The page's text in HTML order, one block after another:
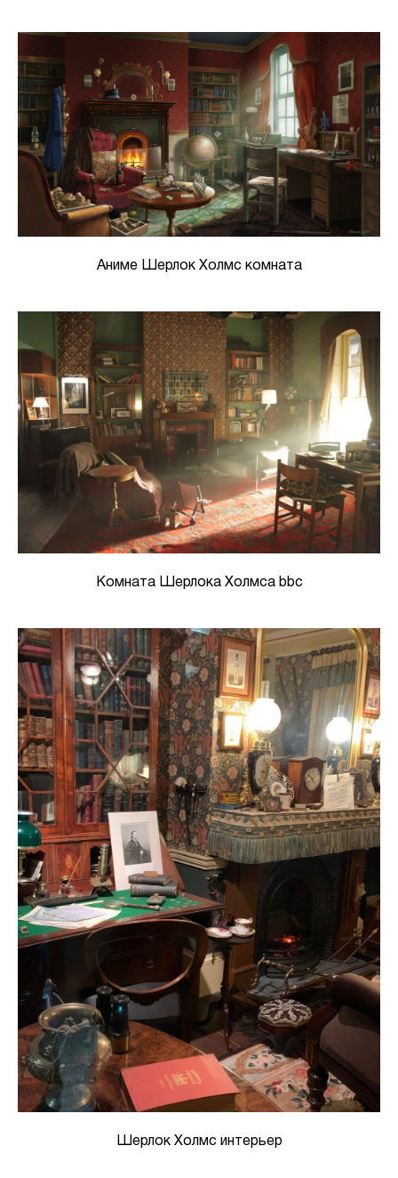
Аниме Шерлок Холмс комната
Комната Шерлока Холмса bbc
Шерлок Холмс интерьер